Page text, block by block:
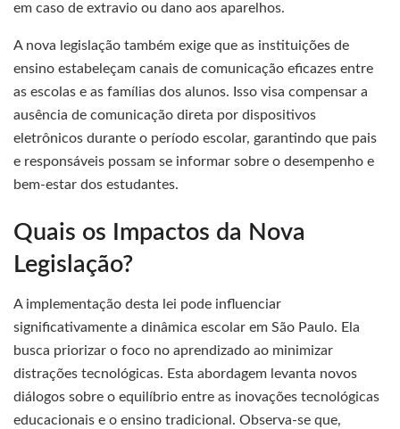
em caso de extravio ou dano aos aparelhos.
A nova legislação também exige que as instituições de
ensino estabeleçam canais de comunicação eficazes entre
as escolas e as famílias dos alunos. Isso visa compensar a
ausência de comunicação direta por dispositivos
eletrônicos durante o período escolar, garantindo que pais
e responsáveis possam se informar sobre o desempenho e
bem-estar dos estudantes.
Quais os Impactos da Nova
Legislação?
A implementação desta lei pode influenciar
significativamente a dinâmica escolar em São Paulo. Ela
busca priorizar o foco no aprendizado ao minimizar
distrações tecnológicas. Esta abordagem levanta novos
diálogos sobre o equilíbrio entre as inovações tecnológicas
educacionais e o ensino tradicional. Observa-se que,